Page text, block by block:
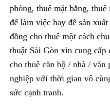
phòng, thuê mặt bằng,
để làm việc hay để sản
đồng cho thuê một cách
thuật Sài Gòn xin cung
cho thuê căn hộ / nhà /
nghiệp với thời gian vô
sức cạnh tranh.